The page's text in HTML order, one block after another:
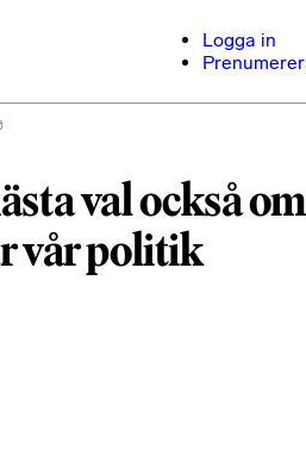
Logga in
val också om
vår politik